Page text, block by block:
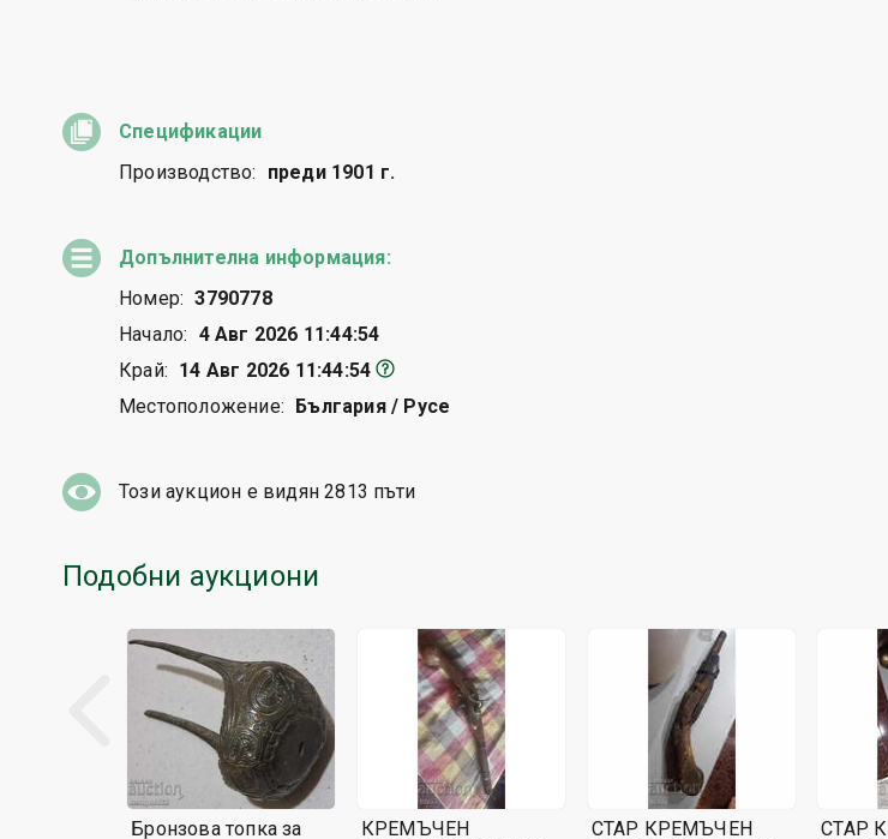
Спецификации
Производство:
преди 1901 г.
Допълнителна информация:
Номер: 3790778
Начало: 4 Авг 2026 11:44:54
Край: 14 Авг 2026 11:44:54
Местоположение:
България / Русе
Този аукцион е видян2813 пъти
Подобни аукциони
Бронзова топка за
КРЕМЪЧЕН
СТАР КРЕМЪЧЕН
СТАР